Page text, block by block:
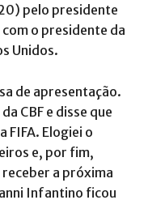
pelo presidente
com o presidente da
Unidos.
de apresentação.
CBF e disse que
FIFA. Elogiei o
e, por fim,
a próxima
Infantino ficou